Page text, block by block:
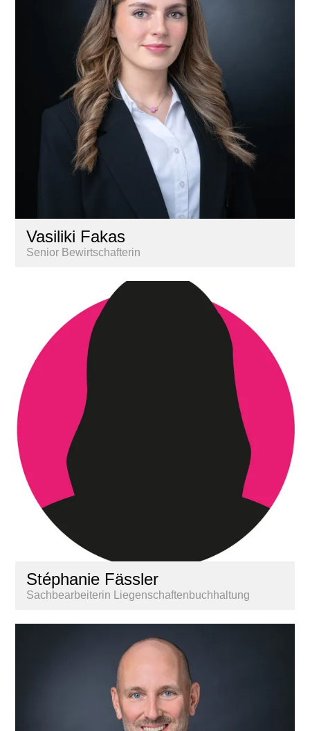
Vasiliki Fakas
Senior Bewirtschafterin
Stéphanie Fässler
Sachbearbeiterin Liegenschaftenbuchhaltung